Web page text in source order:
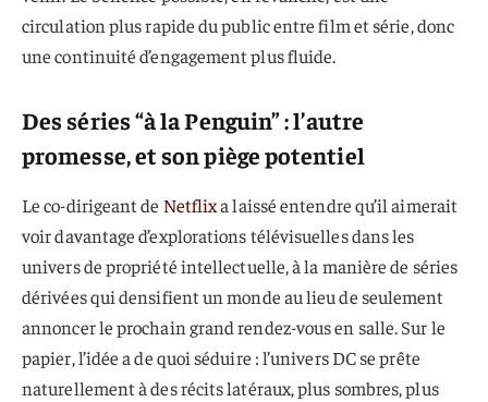
circulation plus rapide du public entre film et série, donc
une continuité d’engagement plus fluide.
Des séries “à la Penguin” : l’autre
promesse, et son piège potentiel
Le co-dirigeant de Netflixa laissé entendre qu’il aimerait
voir davantage d’explorations télévisuelles dans les
univers de propriété intellectuelle, à la manière de séries
dérivées qui densifient un monde au lieu de seulement
annoncer le prochain grand rendez-vous en salle. Sur le
papier, l’idée a de quoi séduire : l’univers DC se prête
naturellement à des récits latéraux, plus sombres, plus